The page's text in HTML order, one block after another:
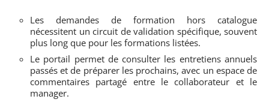
Les demandes de formation hors catalogue
nécessitent un circuit de validation spécifique, souvent
plus long que pour les formations listées.
Le portail permet de consulter les entretiens annuels
passés et de préparer les prochains, avec un espace de
commentaires partagé entre le collaborateur et le
manager.